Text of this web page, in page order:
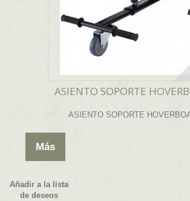
ASIENTO SOPORTE
ASIENTO SOPORTE
Más
Añadir a la lista
de deseos